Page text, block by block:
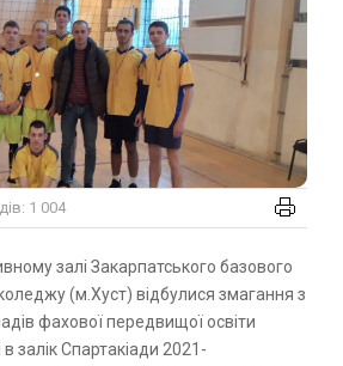
1 004
(м.Хуст) відбулися змагання з
фахової передвищої освіти
залік Спартакіади 2021-